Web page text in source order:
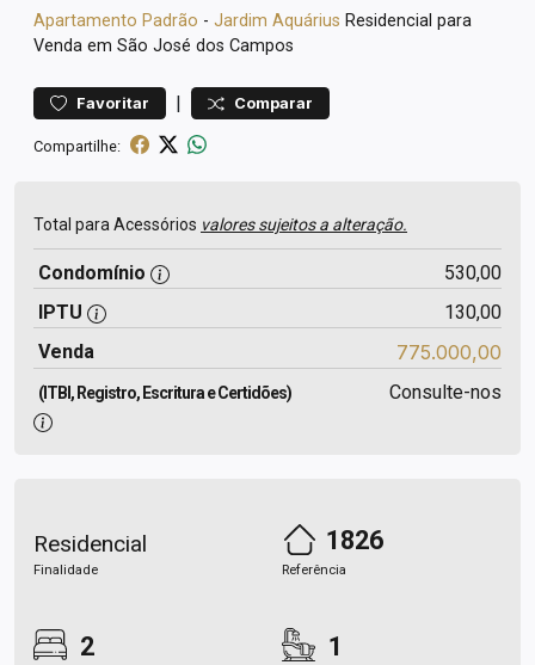
Apartamento Padrão - Jardim Aquárius Residencial para
Venda em São José dos Campos
Favoritar | Comparar
Compartilhe:
Total para Acessórios valores sujeitos a alteração.
Condomínio
530,00
IPTU
130,00
Venda
775.000,00
(ITBI, Registro, Escritura e Certidões) Consulte-nos
Residencial
Finalidade
1826
Referência
2 1